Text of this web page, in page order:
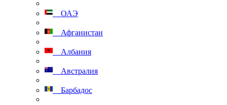
ОАЭ
Афганистан
Албания
Австралия
Барбадос